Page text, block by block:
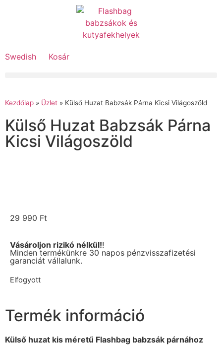
Swedish Kosár
Kezdőlap » Üzlet » Külső Huzat Babzsák Párna Kicsi Világoszöld
Külső Huzat Babzsák Párna
Kicsi Világoszöld
29 990 Ft
Vásároljon rizikó nélkül!!
Minden termékünkre 30 napos pénzvisszafizetési
garanciát vállalunk.
Elfogyott
Termék információ
Külső huzat kis méretű Flashbag babzsák párnához